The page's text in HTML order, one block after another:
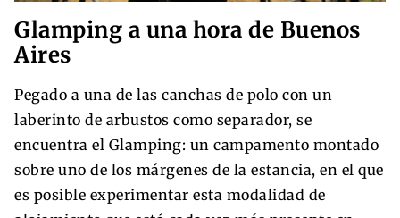
Glamping a una hora de Buenos
Aires
Pegado a una de las canchas de polo con un
laberinto de arbustos como separador, se
encuentra el Glamping: un campamento montado
sobre uno de los márgenes de la estancia, en el que
es posible experimentar esta modalidad de